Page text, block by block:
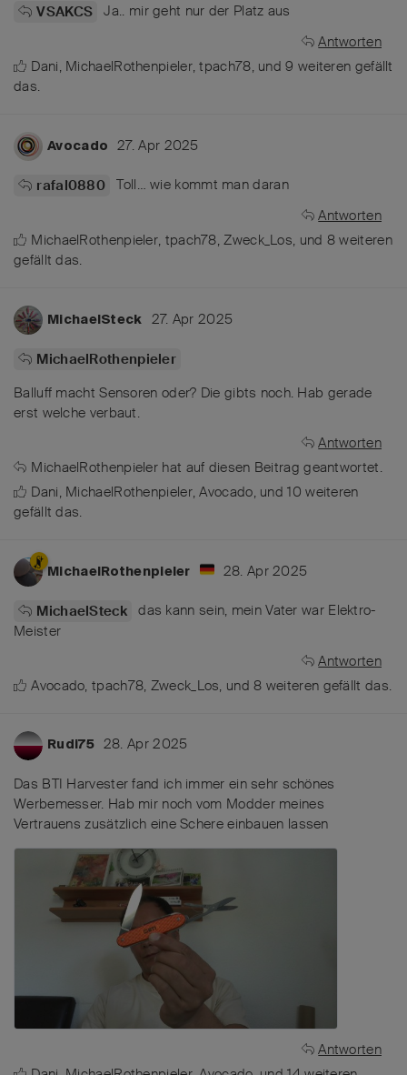
VSAKCS Ja.. mir geht nur der Platz aus
Antworten
Dani, MichaelRothenpieler,tpach78, und9 weiteren gefällt
das.
Avocado 27. Apr 2025
rafal0880 Toll… wie kommt man daran
Antworten
MichaelRothenpieler, tpach78,Zweck_Los, und 8 weiteren
gefällt das.
MichaelSteck 27. Apr 2025
MichaelRothenpieler
Balluff macht Sensoren oder? Die gibts noch. Hab gerade
erst welche verbaut.
Antworten
MichaelRothenpieler hat auf diesen Beitrag geantwortet.
Dani, MichaelRothenpieler,Avocado, und10 weiteren
gefällt das.
MichaelRothenpieler 28. Apr 2025
MichaelSteck
das kann sein, mein Vater war Elektro-
Meister
Antworten
Avocado,tpach78, Zweck_Los, und8 weiteren gefällt das.
Rudi75 28. Apr 2025
Das BTI Harvester fand ich immer ein sehr schönes
Werbemesser. Hab mir noch vom Modder meines
Vertrauens zusätzlich eine Schere einbauen lassen
Antworten